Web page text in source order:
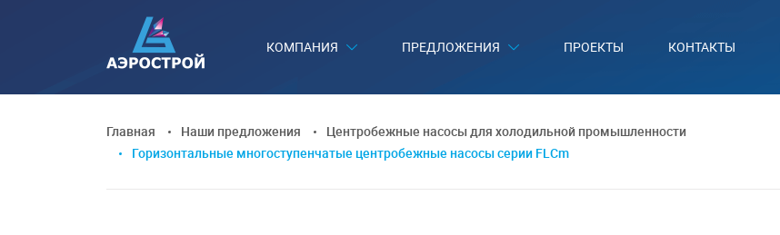
КОМПАНИЯ ПРЕДЛОЖЕНИЯ ПРОЕКТЫ КОНТАКТЫ
Главная Наши предложения
Центробежные насосы для холодильной промышленности
Горизонтальные многоступенчатые центробежные насосы серии FLCm